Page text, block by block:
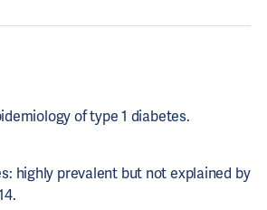
of type 1 diabetes.
highly prevalent but not explained by